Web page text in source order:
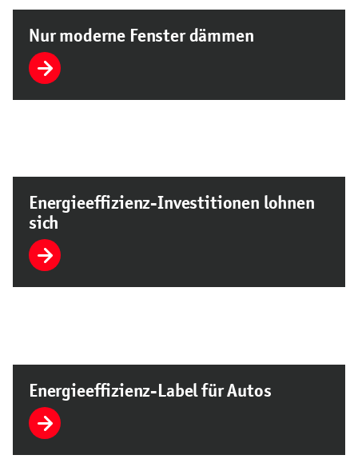
Nur moderne Fenster dämmen
Energieeffizienz-Investitionen lohnen
sich
Energieeffizienz-Label für Autos